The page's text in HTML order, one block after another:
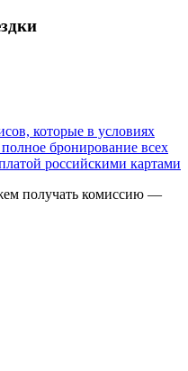
которые в условиях
бронирование всех
российскими картами
получать комиссию —